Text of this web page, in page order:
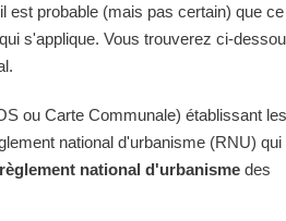
est probable (mais pas certain) que ce
qui s'applique. Vous trouverez ci-
ou Carte Communale) établissant les
national d'urbanisme (RNU) qui
règlement national d'urbanisme des